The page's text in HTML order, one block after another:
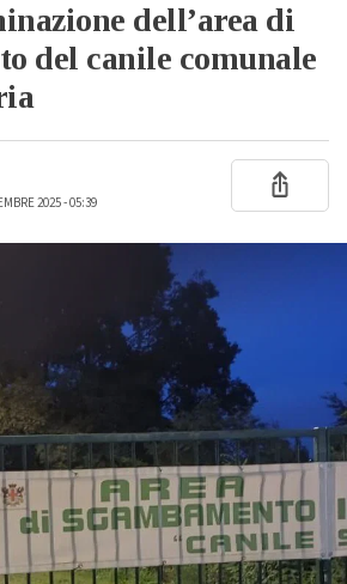
dell’area di
del canile comunale
2025 - 05:39